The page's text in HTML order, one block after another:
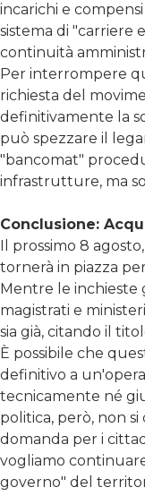
incarichi e
sistema di "carriere
continuità
Per interrompere
richiesta del
definitivamente la
può spezzare il
"bancomat"
infrastrutture, ma
Conclusione:
Il prossimo 8
tornerà in piazza
Mentre le inchieste
magistrati e
sia già, citando il
È possibile che
definitivo a
tecnicamente né
politica, però, non
domanda per i
vogliamo
governo" del